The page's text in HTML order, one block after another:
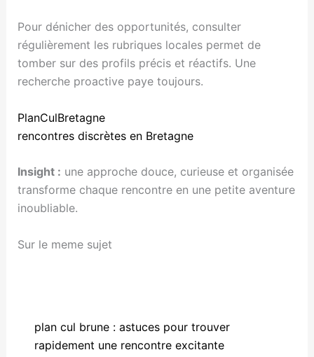
Pour dénicher des opportunités, consulter
régulièrement les rubriques locales permet de
tomber sur des profils précis et réactifs. Une
recherche proactive paye toujours.
PlanCulBretagne
rencontres discrètes en Bretagne
Insight : une approche douce, curieuse et organisée
transforme chaque rencontre en une petite aventure
inoubliable.
Sur le meme sujet
plan cul brune : astuces pour trouver
rapidement une rencontre excitante